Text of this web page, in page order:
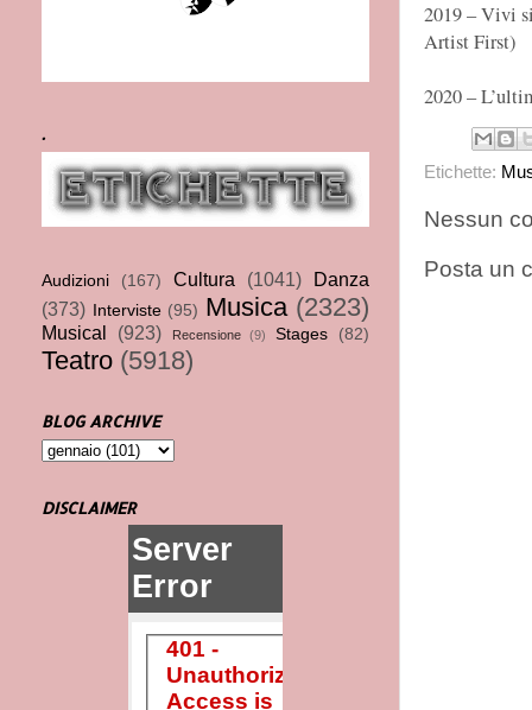
2019 – Vivi
Artist First)
2020 –
Etichette:
Nessun
Posta un
.
Audizioni (167) Cultura (1041)
Danza
(373)
Interviste (95) Musica (2323)
Musical (923) Recensione (9) Stages (82)
Teatro (5918)
BLOG ARCHIVE
DISCLAIMER